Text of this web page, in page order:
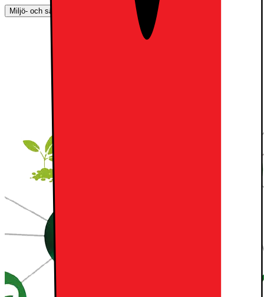
Miljö- och säkerhetsinformation